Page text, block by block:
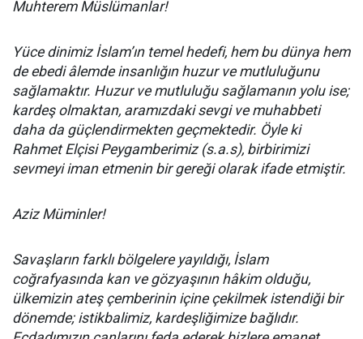
Muhterem Müslümanlar!
Yüce dinimiz İslam’ın temel hedefi, hem bu dünya hem
de ebedi âlemde insanlığın huzur ve mutluluğunu
sağlamaktır. Huzur ve mutluluğu sağlamanın yolu ise;
kardeş olmaktan, aramızdaki sevgi ve muhabbeti
daha da güçlendirmekten geçmektedir. Öyle ki
Rahmet Elçisi Peygamberimiz (s.a.s), birbirimizi
sevmeyi iman etmenin bir gereği olarak ifade etmiştir.
Aziz Müminler!
Savaşların farklı bölgelere yayıldığı, İslam
coğrafyasında kan ve gözyaşının hâkim olduğu,
ülkemizin ateş çemberinin içine çekilmek istendiği bir
dönemde; istikbalimiz, kardeşliğimize bağlıdır.